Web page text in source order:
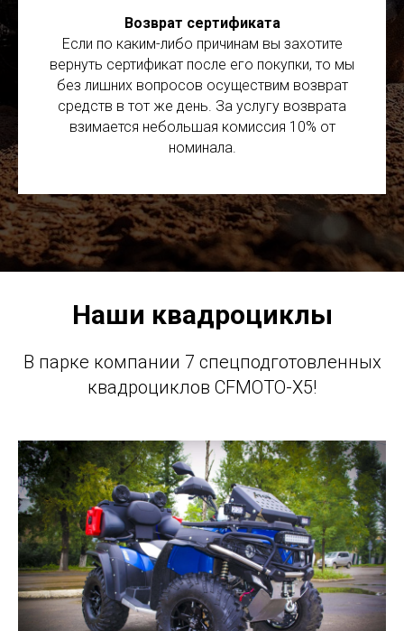
Возврат сертификата
Если по каким-либо причинам вы захотите
вернуть сертификат после его покупки, то мы
без лишних вопросов осуществим возврат
средств в тот же день. За услугу возврата
взимается небольшая комиссия 10% от
номинала.
Наши квадроциклы
В парке компании 7 спецподготовленных
квадроциклов CFMOTO-X5!